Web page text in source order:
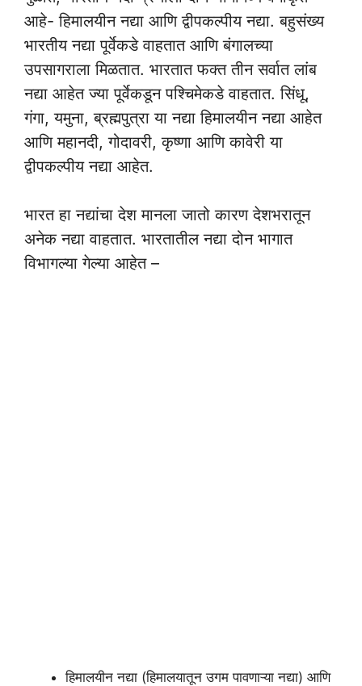
आहे- हिमालयीन नद्या आणि द्वीपकल्पीय नद्या. बहुसंख्य
भारतीय नद्या पूर्वेकडे वाहतात आणि बंगालच्या
उपसागराला मिळतात. भारतात फक्त तीन सर्वात लांब
नद्या आहेत ज्या पूर्वेकडून पश्चिमेकडे वाहतात. सिंधू,
गंगा, यमुना, ब्रह्मपुत्रा या नद्या हिमालयीन नद्या आहेत
आणि महानदी, गोदावरी, कृष्णा आणि कावेरी या
द्वीपकल्पीय नद्या आहेत.
भारत हा नद्यांचा देश मानला जातो कारण देशभरातून
अनेक नद्या वाहतात. भारतातील नद्या दोन भागात
विभागल्या गेल्या आहेत –
हिमालयीन नद्या (हिमालयातून उगम पावणाऱ्या नद्या) आणि